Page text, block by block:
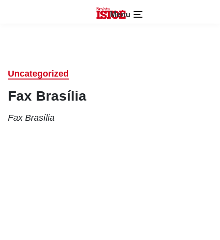
Menu
Uncategorized
Fax Brasília
Fax Brasília